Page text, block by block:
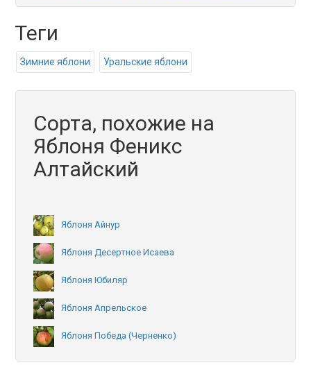
Теги
Зимние яблони Уральские яблони
Сорта, похожие на
Яблоня Феникс
Алтайский
Яблоня Айнур
Яблоня Десертное Исаева
Яблоня Юбиляр
Яблоня Апрельское
Яблоня Победа (Черненко)